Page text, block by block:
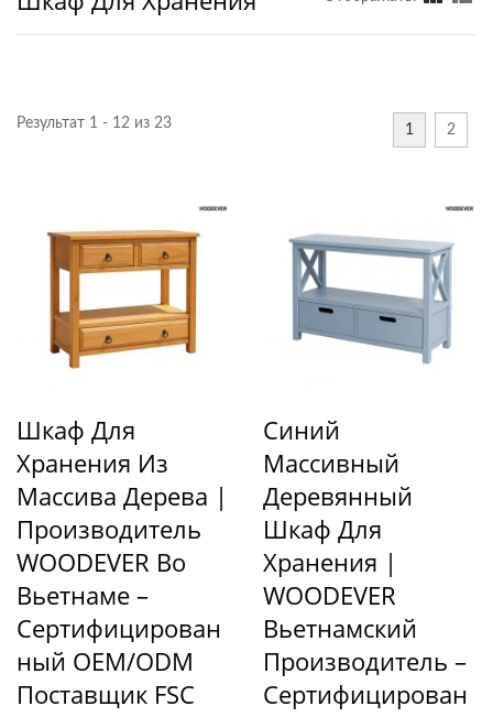
Результат 1 - 12 из 23 1 2
Шкаф Для
Хранения Из
Массива Дерева |
Производитель
WOODEVER Во
Вьетнаме –
Сертифицирован
Ный OEM/ODM
Поставщик FSC
Синий
Массивный
Деревянный
Шкаф Для
Хранения |
WOODEVER
Вьетнамский
Производитель –
Сертифицирован